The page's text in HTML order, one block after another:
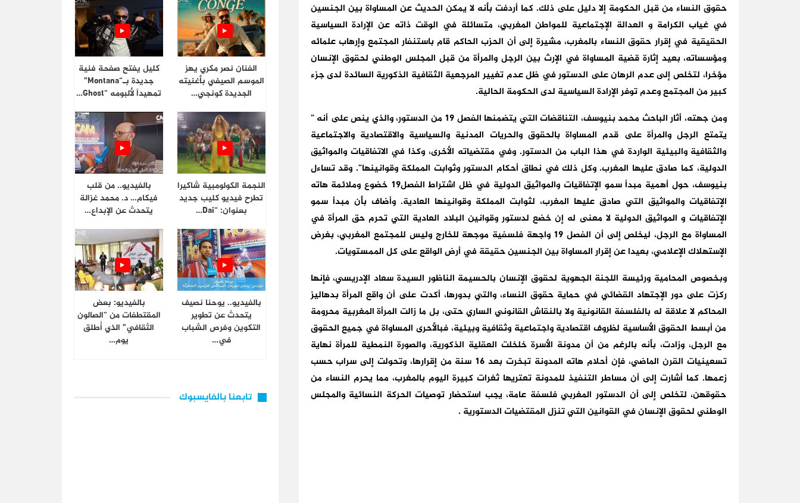
حقوق النساء من قبل الحكومة إلا دليل على ذلك. كما أردفت بأنه لا يمكن الحديث عن المساواة بين الجنسين
في غياب الكرامة و العدالة الإجتماعية للمواطن المغربي، متسائلة في الوقت ذاته عن الإرادة السياسية
الحقيقية في إقرار حقوق النساء بالمغرب، مشيرة إلى أن الحزب الحاكم قام باستنفار المجتمع وإرهاب علمائه
ومؤسساته، بعيد إثارة قضية المساواة في الإرث بين الرجل والمرأة من قبل المجلس الوطني لحقوق الإنسان
مؤخرا، لتخلص إلى عدم الرهان على الدستور في ظل عدم تغيير المرجعية الثقافية الذكورية السائدة لدى جزء
كبير من المجتمع وعدم توفر الإرادة السياسية لدى الحكومة الحالية.
ومن جهته، أثار الباحث محمد بنيوسف، التناقضات التي يتضمنها الفصل 19 من الدستور، والذي ينص
على أنه ”
يتمتع الرجل والمرأة على قدم المساواة بالحقوق والحريات المدنية والسياسية والاقتصادية والاجتماعية
والثقافية والبيئية الواردة في هذا الباب من الدستور. وفي مقتضياته الأخرى، وكذا في الاتفاقيات والمواثيق
الدولية، كما صادق عليها المغرب. وكل ذلك في نطاق أحكام الدستور وثوابت المملكة وقوانينها”. وقد تساءل
بنيوسف، حول أهمية مبدأ سمو الإتفاقيات والمواثيق الدولية في ظل اشتراط الفصل19 خضوع وملائمة هاته
الإتفاقيات والمواثيق التي صادق عليها المغرب، لثوابت المملكة وقوانينها العادية. وأضاف بأن مبدأ سمو
الإتفاقيات و المواثيق الدولية لا معنى له إن خضع لدستور وقوانين البلاد العادية التي تحرم حق المرأة في
المساواة مع الرجل، ليخلص إلى أن الفصل 19 واجهة فلسفية موجهة للخارج وليس للمجتمع المغربي، بغرض
الإستهلاك الإعلامي، بعيدا عن إقرار المساواة بين الجنسين حقيقة في أرض الواقع على كل الممستويات.
وبخصوص المحامية ورئيسة اللجنة الجهوية لحقوق الإنسان بالحسيمة الناظور السيدة سعاد الإدريسي، فإنها
ركزت على دور الإجتهاد القضائي في حماية حقوق النساء، والتي بدورها، أكدت على أن واقع المرأة بدهاليز
المحاكم لا علاقة له بالفلسفة القانونية ولا بالنقاش القانوني الساري حتى، بل ما زالت المرأة المغربية محرومة
من أبسط الحقوق الأساسية لظروف اقتصادية واجتماعية وثقافية وبيئية، فبالأحرى المساواة في جميع الحقوق
مع الرجل، وزادت، بأنه بالرغم من أن مدونة الأسرة خلخلت العقلية الذكورية، والصورة النمطية للمرأة نهاية
تسعينيات القرن الماضي، فإن أحلام هاته المدونة تبخرت بعد 16 سنة من إقرارها، وتحولت إلى سراب حسب
زعمها. كما أشارت إلى أن مساطر التنفيذ للمدونة تعتريها ثغرات كبيرة اليوم بالمغرب، مما يحرم النساء من
حقوقهن، لتخلص إلى أن الدستور المغربي فلسفة عامة، يجب استحضار توصيات الحركة النسائية والمجلس
الوطني لحقوق الإنسان في القوانين التي تنزل المقتضيات الدستورية .
الفنان نصر مكري يهز
الموسم الصيفي بأغنيته
الجديدة كونجي…
كليل يفتح صفحة فنية
جديدة بـ“Montana”
تمهيداً لألبومه “Ghost…
النجمة الكولومبية شاكيرا
تطرح فيديو كليب جديد
بعنوان: “Dai…
بالفيديو.. من قلب
فيكام… د. محمد غزالة
يتحدث عن الإبداع…
بالفيديو.. يوحنا نصيف
يتحدث عن تطوير
التكوين وفرص الشباب
في…
بالفيديو: بعض
المقتطفات من “الصالون
الثقافي” الذي أُطلق
يوم…
تابعنا بالفايسبوك